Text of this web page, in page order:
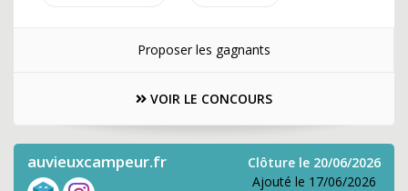
Proposer les gagnants
VOIR LE CONCOURS
auvieuxcampeur.fr
Clôture le 20/06/2026
Ajouté le 17/06/2026